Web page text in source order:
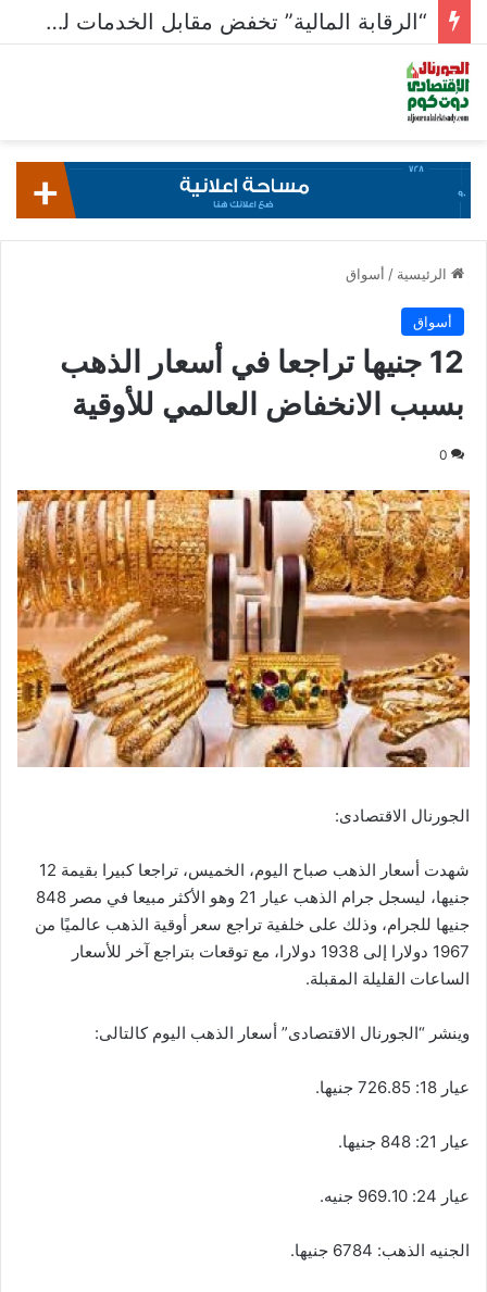
“الرقابة المالية” تخفض مقابل الخدمات للأوراق المالية المستدامة
الرئيسية / أسواق
أسواق
12 جنيها تراجعا في أسعار الذهب
بسبب الانخفاض العالمي للأوقية
0
الجورنال الاقتصادى:
شهدت أسعار الذهب صباح اليوم، الخميس، تراجعا كبيرا بقيمة 12
جنيها، ليسجل جرام الذهب عيار 21 وهو الأكثر مبيعا في مصر 848
جنيها للجرام، وذلك على خلفية تراجع سعر أوقية الذهب عالميًا من
1967 دولارا إلى 1938 دولارا، مع توقعات بتراجع آخر للأسعار
الساعات القليلة المقبلة.
وينشر “الجورنال الاقتصادى” أسعار الذهب اليوم كالتالى:
عيار 18: 726.85 جنيها.
عيار 21: 848 جنيها.
عيار 24: 969.10 جنيه.
الجنيه الذهب: 6784 جنيها.